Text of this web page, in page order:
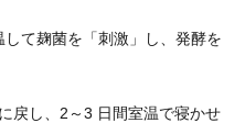
て麹菌を「刺激」し、発酵を
戻し、2～3 日間室温で寝かせ